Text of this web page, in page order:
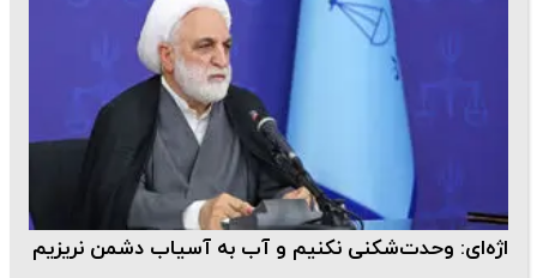
اژه‌ای: وحدت‌شکنی نکنیم و آب به آسیاب دشمن نریزیم